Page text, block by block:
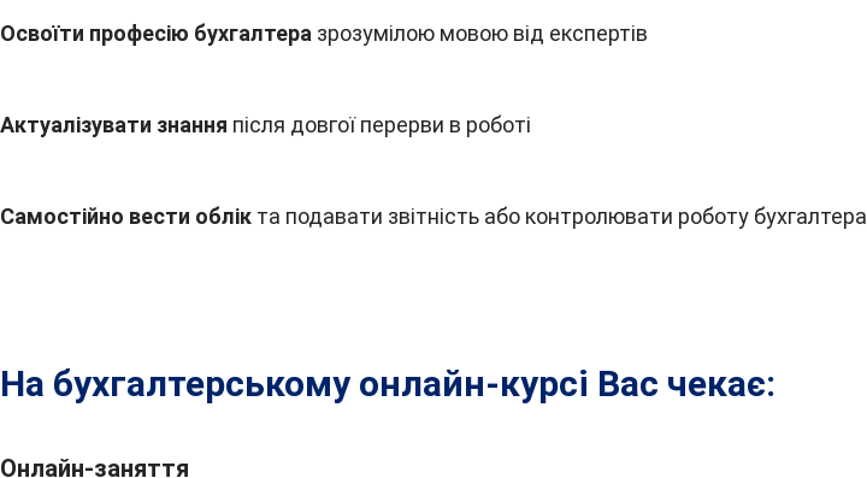
Освоїти професію бухгалтера зрозумілою мовою від експертів
Актуалізувати знання після довгої перерви в роботі
Самостійно вести облік та подавати звітність або контролювати роботу бухгалтера
На бухгалтерському онлайн-курсі Вас чекає:
Онлайн-заняття